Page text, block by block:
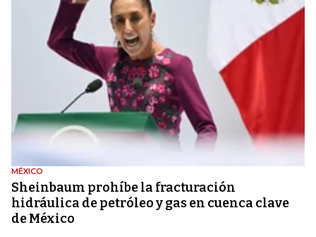
MÉXICO
Sheinbaum prohíbe la fracturación
hidráulica de petróleo y gas en cuenca clave
de México